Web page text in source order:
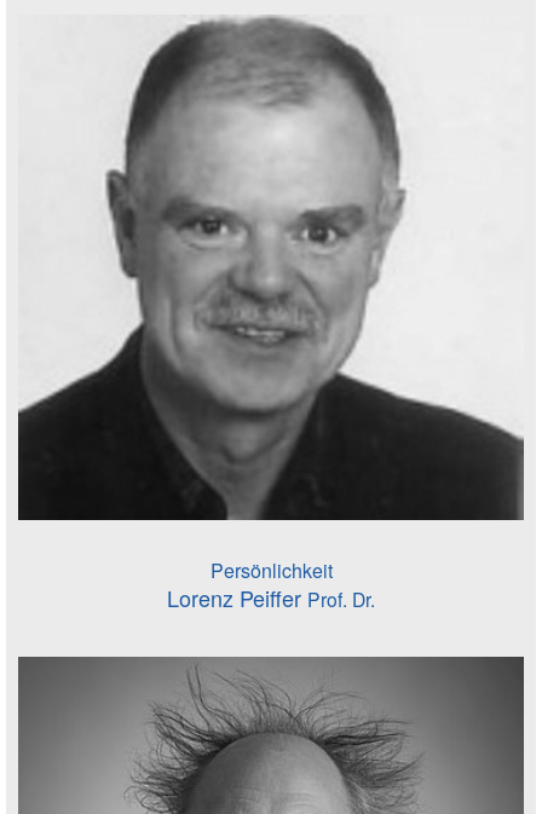
Persönlichkeit
Lorenz Peiffer Prof. Dr.